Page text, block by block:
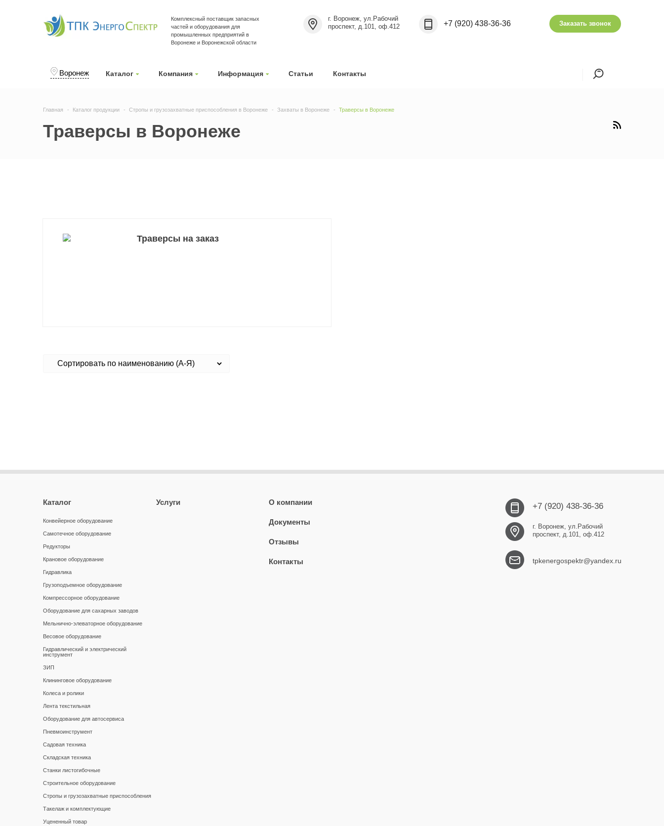
Воронеж Каталог Компания Информация Статьи Контакты
Комплексный поставщик запасных
частей и оборудования для
промышленных предприятий в
Воронеже и Воронежской области
г. Воронеж, ул.Рабочий
проспект, д.101, оф.412
+7 (920) 438-36-36 Заказать звонок
Главная Каталог продукции Стропы и грузозахватные приспособления в Воронеже Захваты в Воронеже Траверсы в Воронеже
Траверсы в Воронеже
Траверсы на заказ
Каталог
Конвейерное оборудование
Самотечное оборудование
Редукторы
Крановое оборудование
Гидравлика
Грузоподъемное оборудование
Компрессорное оборудование
Оборудование для сахарных заводов
Мельнично-элеваторное оборудование
Весовое оборудование
Гидравлический и электрический
инструмент
ЗИП
Клининговое оборудование
Колеса и ролики
Лента текстильная
Оборудование для автосервиса
Пневмоинструмент
Садовая техника
Складская техника
Станки листогибочные
Строительное оборудование
Стропы и грузозахватные приспособления
Такелаж и комплектующие
Уцененный товар
Услуги О компании
Документы
Отзывы
Контакты
+7 (920) 438-36-36
г. Воронеж, ул.Рабочий
проспект, д.101, оф.412
tpkenergospektr@yandex.ru